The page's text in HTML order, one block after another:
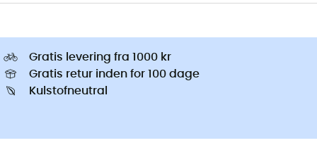
Gratis levering fra 1000 kr
Gratis retur inden for 100 dage
Kulstofneutral